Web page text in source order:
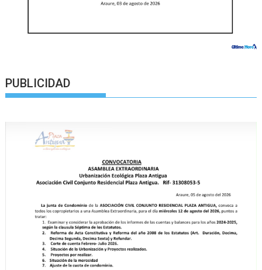
PUBLICIDAD